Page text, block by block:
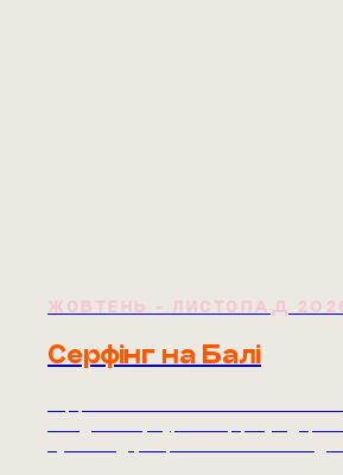
ЖОВТЕНЬ - ЛИСТОПАД
Серфінг на Балі